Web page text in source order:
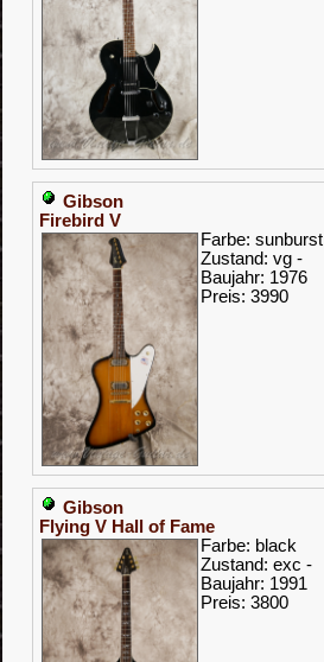
Gibson
Firebird V
Farbe: sunburst
Zustand: vg -
Baujahr: 1976
Preis: 3990
Gibson
Flying V Hall of Fame
Farbe: black
Zustand: exc -
Baujahr: 1991
Preis: 3800